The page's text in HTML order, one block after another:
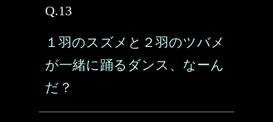
Q.13
１羽のスズメと２羽のツバメ
が一緒に踊るダンス、なーん
だ？